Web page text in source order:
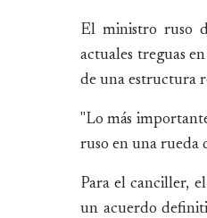
El ministro ruso
actuales treguas
de una estructura
"Lo más
ruso en una rueda
Para el canciller,
un acuerdo